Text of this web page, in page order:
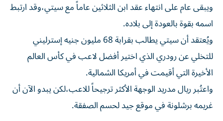
ويبقى عام على انتهاء عقد ابن الثلاثين عاماً مع سيتي،وقد ارتبط
اسمه بقوة بالعودة إلى بلاده.
ويُعتقد أن سيتي يطالب بقرابة 68 مليون جنيه إسترليني
للتخلي عن رودري الذي اختير أفضل لاعب في كأس العالم
الأخيرة التي أقيمت في أمريكا الشمالية.
واعتُبر ريال مدريد الوجهة الأكثر ترجيحاً للاعب،لكن يبدو الآن أن
غريمه برشلونة في موقع جيد لحسم الصفقة.